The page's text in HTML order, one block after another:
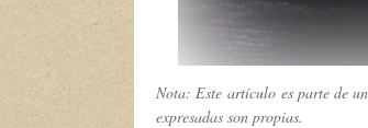
Nota: Este artículo es parte de
expresadas son propias.